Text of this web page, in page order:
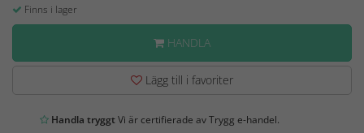
Finns i lager
HANDLA
Lägg till i favoriter
Handla tryggtVi är certifierade av Trygg e-handel.